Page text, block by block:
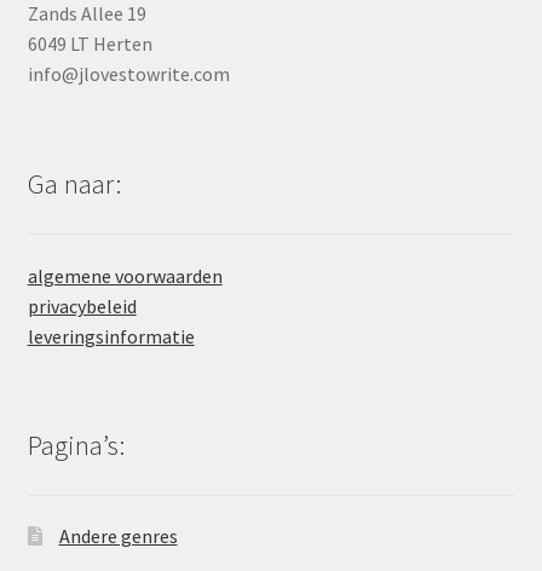
Zands Allee 19
6049 LT Herten
info@jlovestowrite.com
Ga naar:
algemene voorwaarden
privacybeleid
leveringsinformatie
Pagina’s:
Andere genres